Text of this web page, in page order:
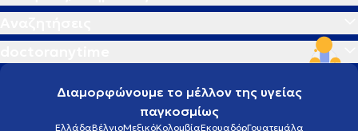
Διαμορφώνουμε το μέλλον της υγείας
παγκοσμίως
ΕλλάδαΒέλγιοΜεξικόΚολομβίαΕκουαδόρΓουατεμάλα